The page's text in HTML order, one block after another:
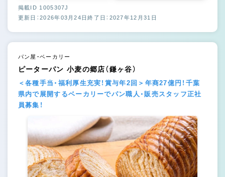
掲載ID 1005307J
更新日：2026年03月24日終了日：2027年12月31日
パン屋・ベーカリー
ピーターパン 小麦の郷店（鎌ヶ谷）
＜各種手当・福利厚生充実！賞与年2回＞年商27億円！千葉
県内で展開するベーカリーでパン職人・販売スタッフ正社
員募集！